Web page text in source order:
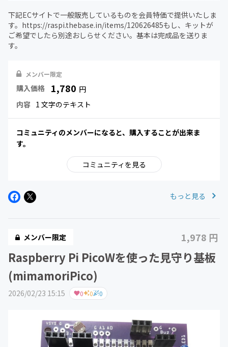
下記ECサイトで一般販売しているものを会員特価で提供いたしま
す。https://raspi.thebase.in/items/120626485もし、キットが
ご希望でしたら別途おしらせください。基本は完成品を送りま
す。
メンバー限定
購入価格 1,780 円
内容 1 文字のテキスト
コミュニティのメンバーになると、購入することが出来ま
す。
コミュニティを見る
もっと見る
メンバー限定 1,978 円
Raspberry Pi PicoWを使った見守り基板
(mimamoriPico)
2026/02/23 15:15 0 0 0